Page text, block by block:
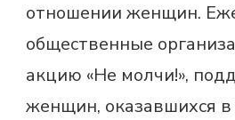
отношении женщин.
общественные
акцию «Не молчи!»,
женщин, оказавшихся